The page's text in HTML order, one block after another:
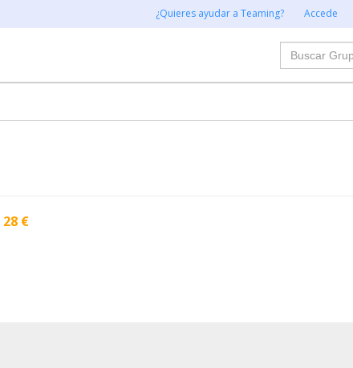
¿Quieres ayudar a Teaming? Accede
Buscar
28 €